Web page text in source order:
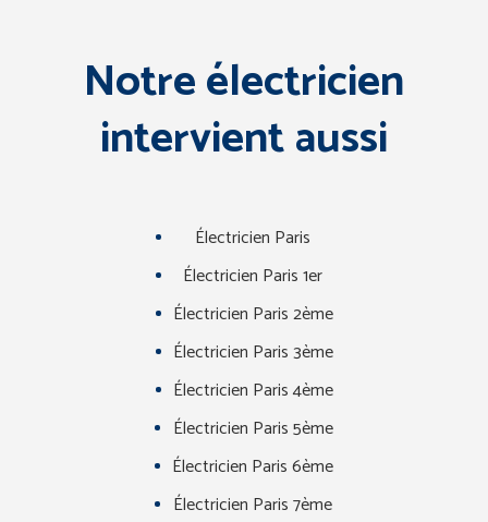
Notre électricien
intervient aussi
Électricien Paris
Électricien Paris 1er
Électricien Paris 2ème
Électricien Paris 3ème
Électricien Paris 4ème
Électricien Paris 5ème
Électricien Paris 6ème
Électricien Paris 7ème